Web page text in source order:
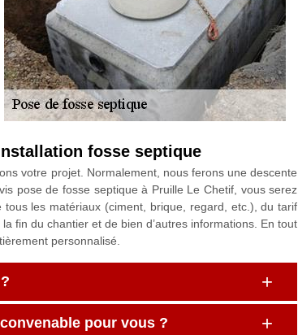
fosse septique
votre projet. Normalement, nous ferons une descente
pose de fosse septique à Pruille Le Chetif, vous serez
les matériaux (ciment, brique, regard, etc.), du tarif
fin du chantier et de bien d’autres informations. En tout
personnalisé.
pour vous ?